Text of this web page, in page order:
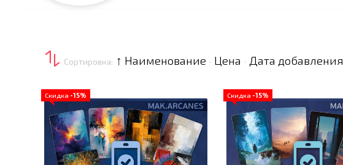
Сортировка: ↑ Наименование · Цена · Дата добавления
Скидка -15% Скидка -15%